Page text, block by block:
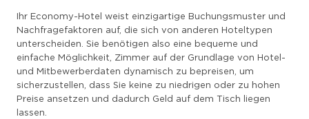
Ihr Economy-Hotel weist einzigartige Buchungsmuster und
Nachfragefaktoren auf, die sich von anderen Hoteltypen
unterscheiden. Sie benötigen also eine bequeme und
einfache Möglichkeit, Zimmer auf der Grundlage von Hotel-
und Mitbewerberdaten dynamisch zu bepreisen, um
sicherzustellen, dass Sie keine zu niedrigen oder zu hohen
Preise ansetzen und dadurch Geld auf dem Tisch liegen
lassen.